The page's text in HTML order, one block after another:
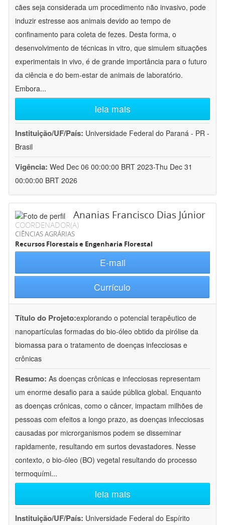
cães seja considerada um procedimento não invasivo, pode
induzir estresse aos animais devido ao tempo de
confinamento para coleta de fezes. Desta forma, o
desenvolvimento de técnicas in vitro, que simulem situações
experimentais in vivo, é de grande importância para o futuro
da ciência e do bem-estar de animais de laboratório.
Embora...
leia mais
Instituição/UF/País: Universidade Federal do Paraná - PR -
Brasil
Vigência: Wed Dec 06 00:00:00 BRT 2023-Thu Dec 31
00:00:00 BRT 2026
Ananias Francisco Dias Júnior
COORDENADOR(A)
CIÊNCIAS AGRÁRIAS
Recursos Florestais e Engenharia Florestal
E-mail
Currículo
Título do Projeto:explorando o potencial terapêutico de
nanopartículas formadas do bio-óleo obtido da pirólise da
biomassa para o tratamento de doenças infecciosas e
crônicas
Resumo: As doenças crônicas e infecciosas representam
um enorme desafio para a saúde pública global. Enquanto
as doenças crônicas, como o câncer, impactam milhões de
pessoas com efeitos a longo prazo, as doenças infecciosas
causadas por microrganismos podem se disseminar
rapidamente, resultando em surtos devastadores. Nesse
contexto, o bio-óleo (BO) vegetal resultando do processo
termoquími...
leia mais
Instituição/UF/País: Universidade Federal do Espírito